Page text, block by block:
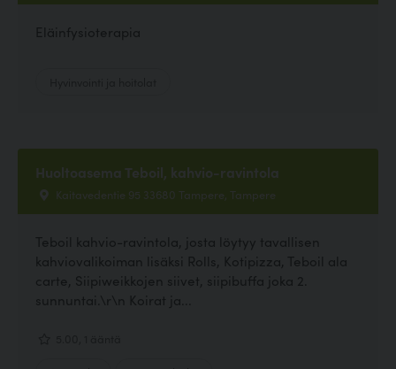
Eläinfysioterapia
Huoltoasema Teboil, kahvio-ravintola
Kaitavedentie 95 33680 Tampere, Tampere
Teboil kahvio-ravintola, josta löytyy tavallisen
kahviovalikoiman lisäksi Rolls, Kotipizza, Teboil ala
carte, Siipiweikkojen siivet, siipibuffa joka 2.
sunnuntai.\r\n Koirat ja...